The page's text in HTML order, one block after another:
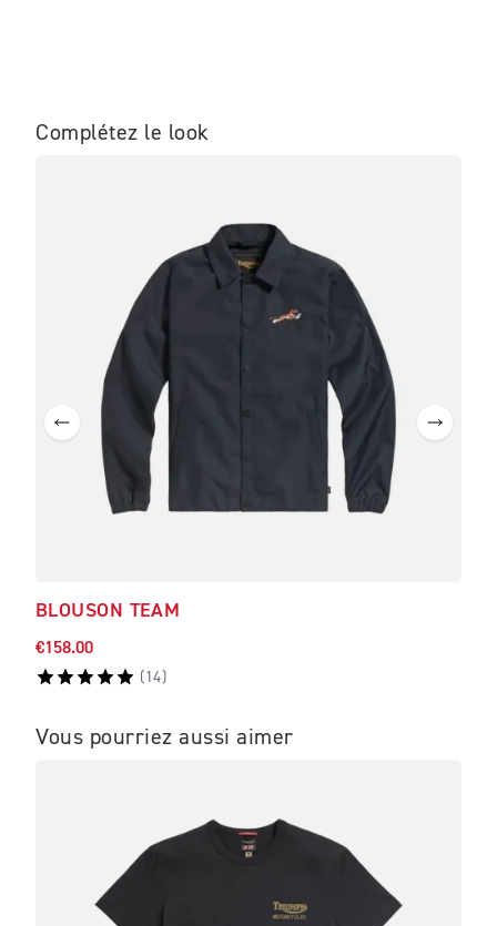
Complétez le look
BLOUSON TEAM
€158.00
( 14)
Vous pourriez aussi aimer